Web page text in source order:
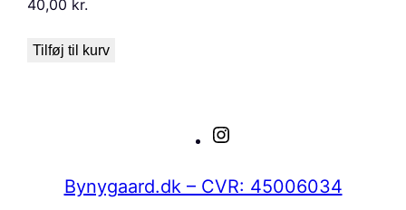
40,00 kr.
Tilføj til kurv
Bynygaard.dk – CVR: 45006034